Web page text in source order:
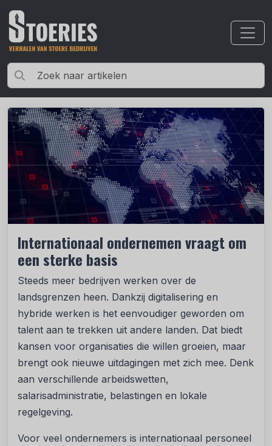
Internationaal ondernemen vraagt om
een sterke basis
Steeds meer bedrijven werken over de
landsgrenzen heen. Dankzij digitalisering en
hybride werken is het eenvoudiger geworden om
talent aan te trekken uit andere landen. Dat biedt
kansen voor organisaties die willen groeien, maar
brengt ook nieuwe uitdagingen met zich mee. Denk
aan verschillende arbeidswetten,
salarisadministratie, belastingen en lokale
regelgeving.
Voor veel ondernemers is internationaal personeel